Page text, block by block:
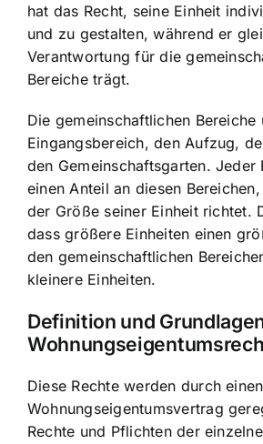
hat das Recht, seine Einheit
und zu gestalten, während er
Verantwortung für die
Bereiche trägt.
Die gemeinschaftlichen Bereiche
Eingangsbereich, den Aufzug,
den Gemeinschaftsgarten. Jeder
einen Anteil an diesen
der Größe seiner Einheit richtet.
dass größere Einheiten einen
den gemeinschaftlichen
kleinere Einheiten.
Definition und
Diese Rechte werden durch einen
Wohnungseigentumsvertrag
Rechte und Pflichten der